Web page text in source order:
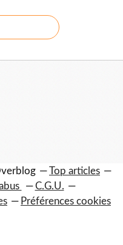
Top articles
C.G.U.
Préférences cookies